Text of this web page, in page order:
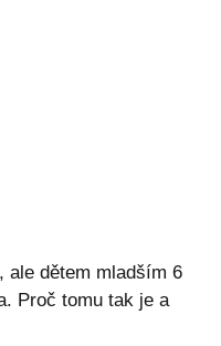
ale dětem mladším 6
Proč tomu tak je a